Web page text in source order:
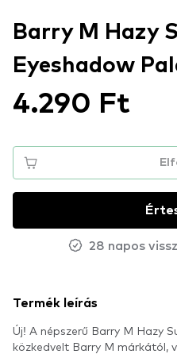
Barry M Hazy
Eyeshadow
4.290 Ft
28 napos
Termék leírás
Új! A népszerű Barry M Hazy
közkedvelt Barry M márkától,